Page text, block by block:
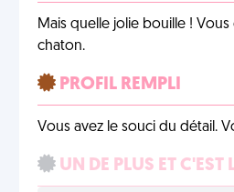
Mais quelle jolie bouille !
chaton.
PROFIL REMPLI
Vous avez le souci du détail.
UN DE PLUS ET C'EST